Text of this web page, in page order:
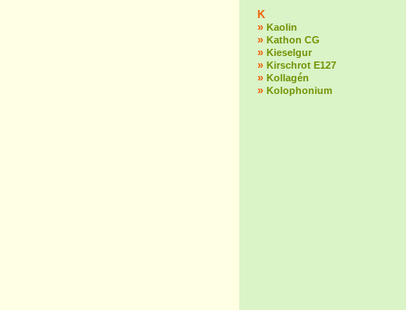
K
» Kaolin
» Kathon CG
» Kieselgur
» Kirschrot E127
» Kollagén
» Kolophonium